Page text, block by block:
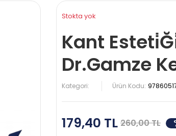
Stokta yok
Kant
Dr.Gamze
Kategori: Ürün Kodu:
179,40 TL 260,00 TL